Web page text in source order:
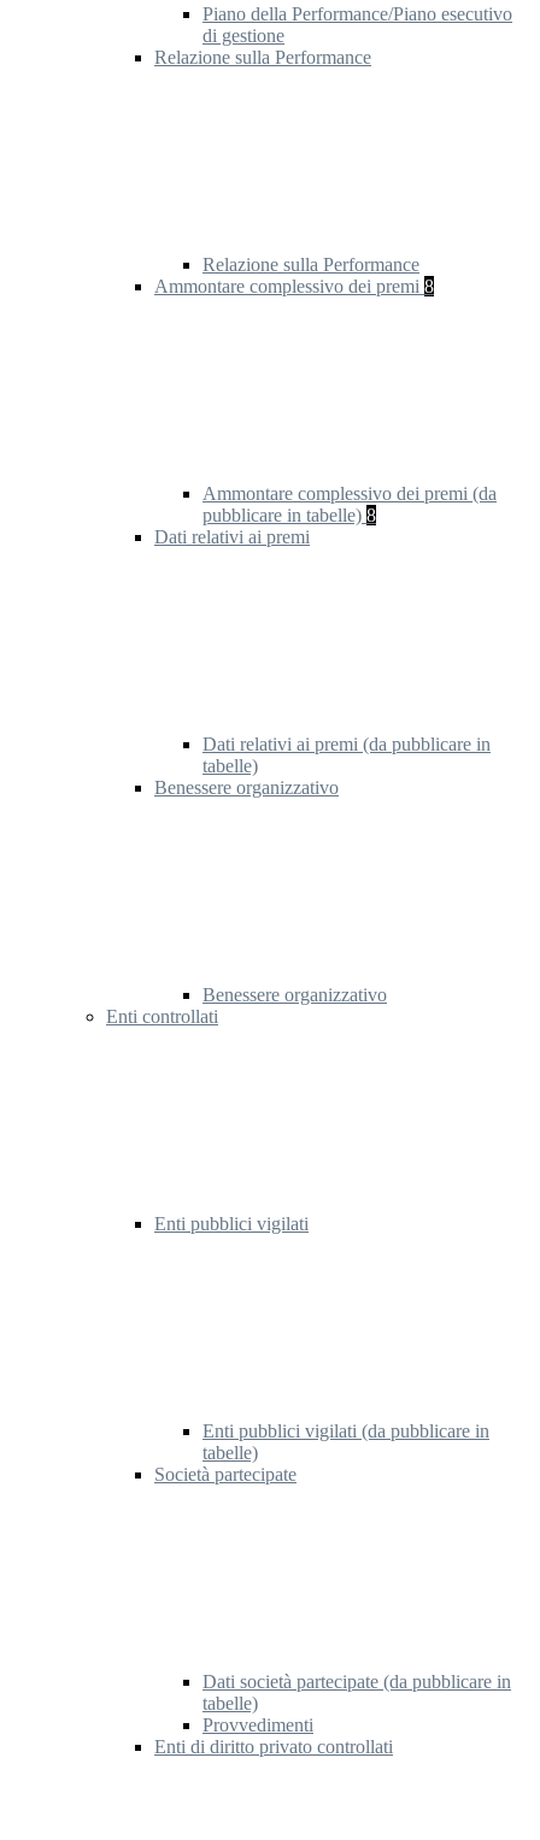
Piano della Performance/Piano esecutivo
di gestione
Relazione sulla Performance
Relazione sulla Performance
Ammontare complessivo dei premi 8
Ammontare complessivo dei premi (da
pubblicare in tabelle) 8
Dati relativi ai premi
Dati relativi ai premi (da pubblicare in
tabelle)
Benessere organizzativo
Benessere organizzativo
Enti controllati
Enti pubblici vigilati
Enti pubblici vigilati (da pubblicare in
tabelle)
Società partecipate
Dati società partecipate (da pubblicare in
tabelle)
Provvedimenti
Enti di diritto privato controllati